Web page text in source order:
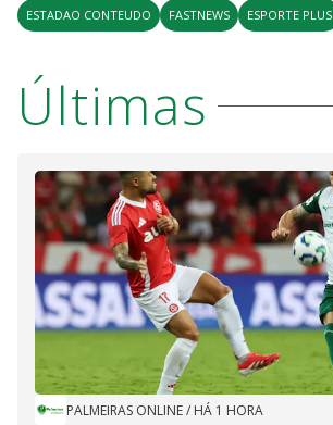
ESTADAO CONTEUDO FASTNEWS ESPORTE PLUS
Últimas
PALMEIRAS ONLINE/ HÁ 1 HORA